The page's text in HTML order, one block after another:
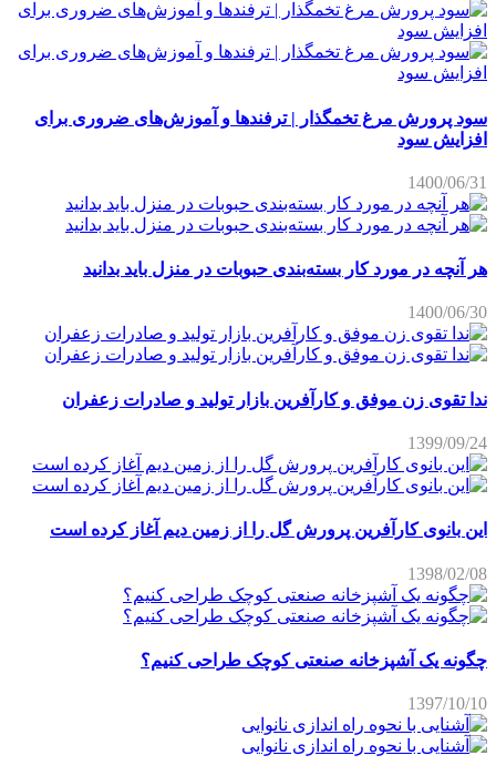
سود پرورش مرغ تخمگذار | ترفندها و آموزش‌های ضروری برای
افزایش سود
1400/06/31
هر آنچه در مورد کار بسته‌بندی حبوبات در منزل باید بدانید
1400/06/30
ندا تقوی زن موفق و کارآفرین بازار تولید و صادرات زعفران
1399/09/24
این بانوی کارآفرین پرورش گل را از زمین دیم آغاز کرده است
1398/02/08
چگونه یک آشپزخانه صنعتی کوچک طراحی کنیم؟
1397/10/10